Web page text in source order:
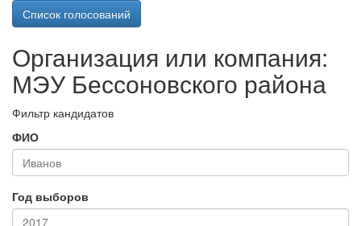
Список голосований
Организация или компания:
МЭУ Бессоновского района
Фильтр кандидатов
ФИО
Год выборов